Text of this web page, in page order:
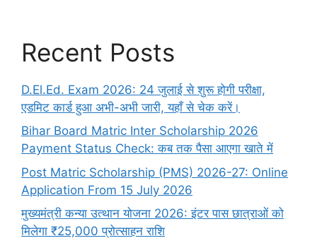
Recent Posts
D.El.Ed. Exam 2026: 24 जुलाई से शुरू होगी परीक्षा,
एडमिट कार्ड हुआ अभी-अभी जारी, यहाँ से चेक करें।
Bihar Board Matric Inter Scholarship 2026
Payment Status Check: कब तक पैसा आएगा खाते में
Post Matric Scholarship (PMS) 2026-27: Online
Application From 15 July 2026
मुख्यमंत्री कन्या उत्थान योजना 2026: इंटर पास छात्राओं को
मिलेगा ₹25,000 प्रोत्साहन राशि